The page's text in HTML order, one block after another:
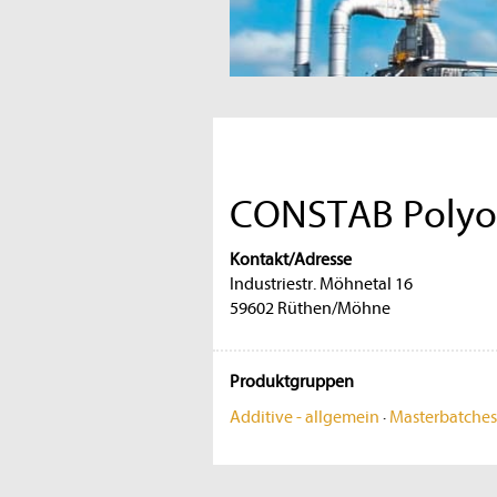
CONSTAB
Kontakt/Adresse
Industriestr. Möhnetal 16
59602 Rüthen/Möhne
Produktgruppen
Additive - allgemein ·